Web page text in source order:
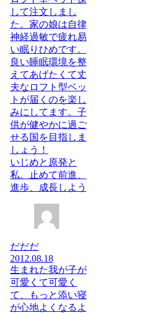
して注文しまし
た。家の娘は自律
神経過敏で疲れ易
い眠りひめです。
良い睡眠環境を整
えてあげたくて丈
夫なロフト型ベッ
トが届くのを楽し
みにしてます。子
供が健やかに過ご
せる国を目指しま
しょう！
いじめと原発と
私。止めて前進、
進歩、成長しよう
だだだ
2012.08.18
生まれた我が子が
可愛くて可愛く
て、もっと添い寝
が心地よくなるよ